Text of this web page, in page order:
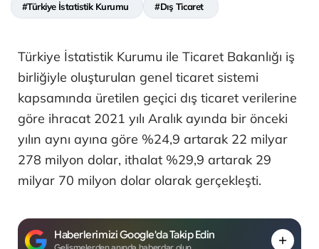
#Türkiye İstatistik Kurumu #Dış Ticaret
Türkiye İstatistik Kurumu ile Ticaret Bakanlığı iş
birliğiyle oluşturulan genel ticaret sistemi
kapsamında üretilen geçici dış ticaret verilerine
göre ihracat 2021 yılı Aralık ayında bir önceki
yılın aynı ayına göre %24,9 artarak 22 milyar
278 milyon dolar, ithalat %29,9 artarak 29
milyar 70 milyon dolar olarak gerçekleşti.
Haberlerimizi Google'da Takip Edin